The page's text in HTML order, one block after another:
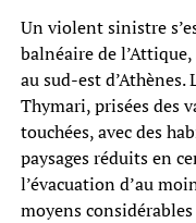
Un violent sinistre
balnéaire de
au sud-est
Thymari, prisées des
touchées, avec des
paysages réduits en
l’évacuation d’au
moyens